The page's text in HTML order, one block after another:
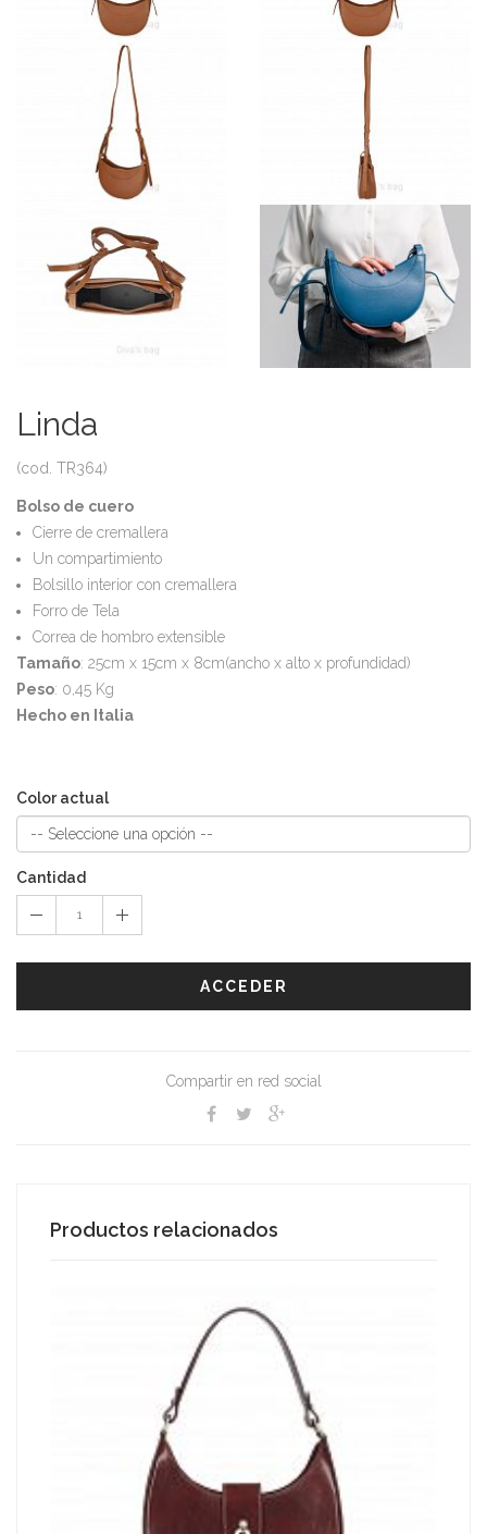
Linda
(cod. TR364)
Bolso de cuero
Cierre de cremallera
Un compartimiento
Bolsillo interior con cremallera
Forro de Tela
Correa de hombro extensible
Tamaño: 25cm x 15cm x 8cm(ancho x alto x profundidad)
Peso: 0,45 Kg
Hecho en Italia
Color actual
Cantidad
ACCEDER
Compartir en red social
Productos relacionados